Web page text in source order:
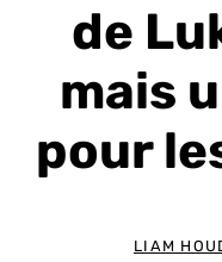
de
mais
pour
LIAM